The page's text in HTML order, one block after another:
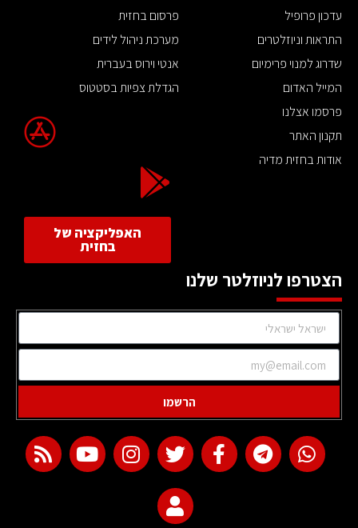
עדכון פרופיל
התראות וניוזלטרים
שדרוג למנוי פרימיום
המייל האדום
פרסמו אצלנו
תקנון האתר
אודות בחזית מדיה
פרסום בחזית
מערכת ניהול לידים
אנטי וירוס בעברית
הגדלת צפיות בסטטוס
האפליקציה של
בחזית
הצטרפו לניוזלטר שלנו
הרשמו